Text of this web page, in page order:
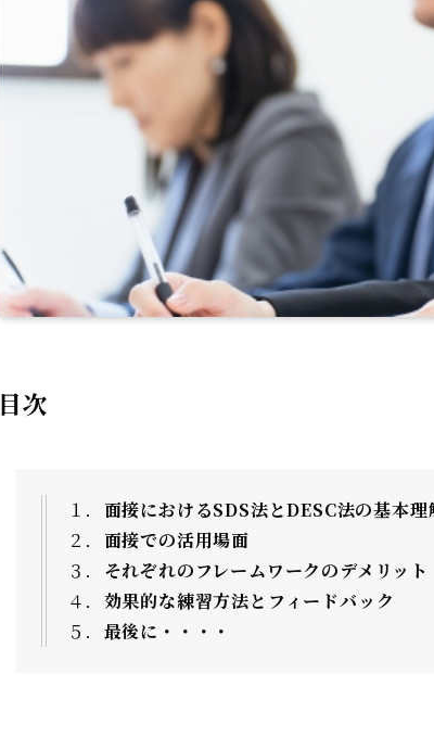
目次
１． 面接におけるSDS法とDESC法の基本理
２． 面接での活用場面
３． それぞれのフレームワークのデメリット
４． 効果的な練習方法とフィードバック
５． 最後に・・・・